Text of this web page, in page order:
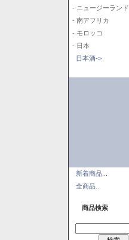
- ニュージーランド
- 南アフリカ
- モロッコ
- 日本
日本酒->
新着商品...
全商品...
商品検索